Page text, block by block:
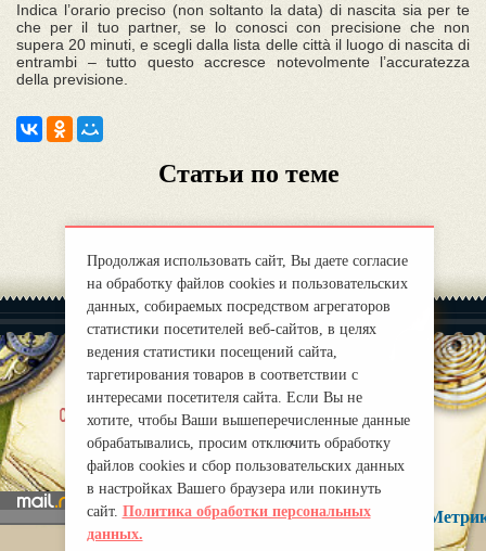
Indica l’orario preciso (non soltanto la data) di nascita sia per te
che per il tuo partner, se lo conosci con precisione che non
supera 20 minuti, e scegli dalla lista delle città il luogo di nascita di
entrambi – tutto questo accresce notevolmente l’accuratezza
della previsione.
Статьи по теме
chi siamo
Правила
mirprognoz@mail.ru
Продолжая использовать сайт, Вы даете согласие
на обработку файлов cookies и пользовательских
данных, собираемых посредством агрегаторов
статистики посетителей веб-сайтов, в целях
ведения статистики посещений сайта,
таргетирования товаров в соответствии с
интересами посетителя сайта. Если Вы не
хотите, чтобы Ваши вышеперечисленные данные
обрабатывались, просим отключить обработку
файлов cookies и сбор пользовательских данных
в настройках Вашего браузера или покинуть
сайт. Политика обработки персональных
данных.